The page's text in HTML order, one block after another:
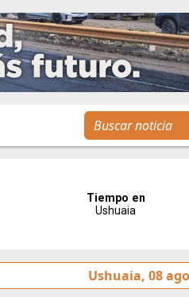
y rotulado sobre la
Ushuaia, 08